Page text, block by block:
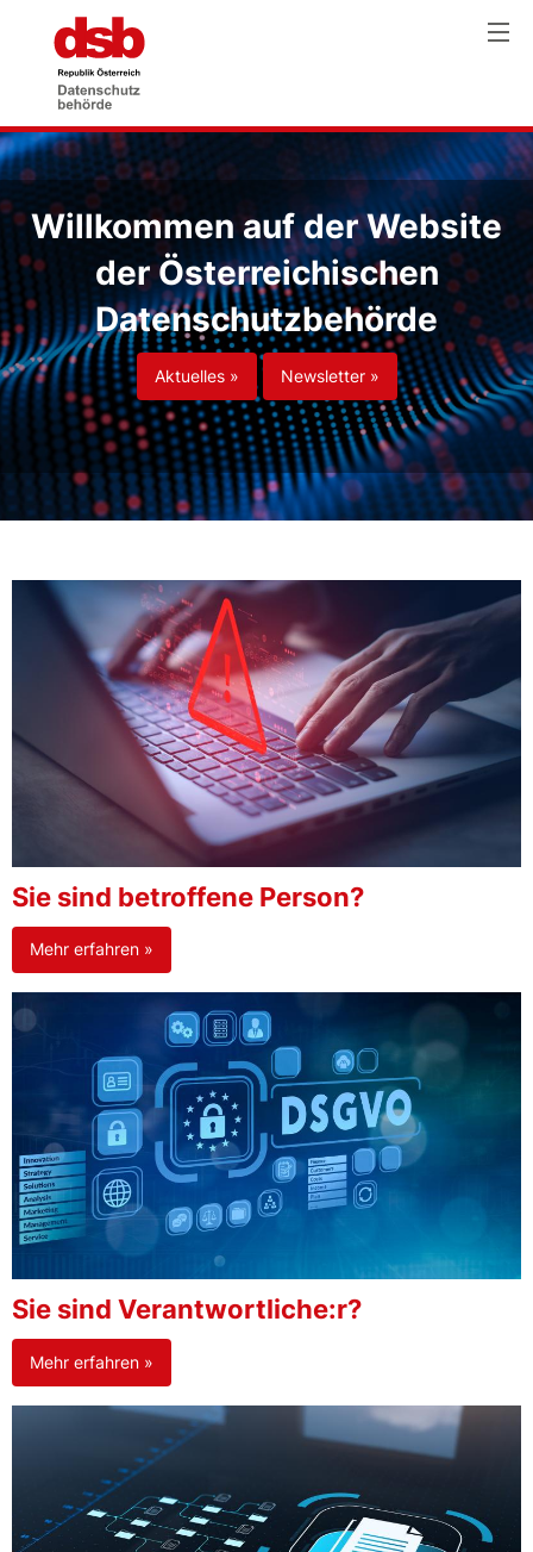
Willkommen auf der Website
der Österreichischen
Datenschutzbehörde
Aktuelles » Newsletter »
Sie sind betroffene Person?
Mehr erfahren »
Sie sind Verantwortliche:r?
Mehr erfahren »